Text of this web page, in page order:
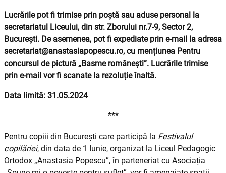
Lucrările pot fi trimise prin poștă sau aduse personal la
secretariatul Liceului, din str. Zborului nr.7-9, Sector 2,
București. De asemenea, pot fi expediate prin e-mail la adresa
secretariat@anastasiapopescu.ro, cu mențiunea Pentru
concursul de pictură „Basme românești”. Lucrările trimise
prin e-mail vor fi scanate la rezoluție înaltă.
Data limită: 31.05.2024
***
Pentru copiii din București care participă la Festivalul
copilăriei, din data de 1 Iunie, organizat la Liceul Pedagogic
Ortodox „Anastasia Popescu”, în parteneriat cu Asociația